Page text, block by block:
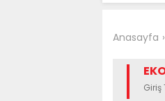
Anasayfa
Giriş